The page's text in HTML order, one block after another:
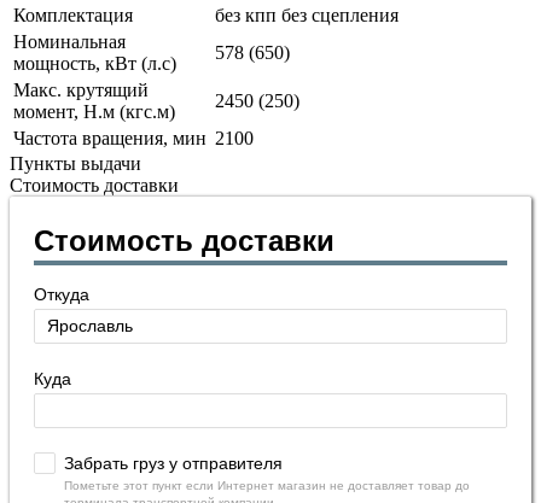
Комплектация
без кпп без сцепления
Номинальная
мощность, кВт (л.с)
578 (650)
Макс. крутящий
момент, Н.м (кгс.м)
2450 (250)
Частота вращения, мин 2100
Пункты выдачи
Стоимость доставки
Стоимость доставки
Откуда
Куда
Забрать груз у отправителя
Пометьте этот пункт если Интернет магазин не доставляет товар до